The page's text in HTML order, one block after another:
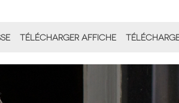
TÉLÉCHARGER AFFICHE